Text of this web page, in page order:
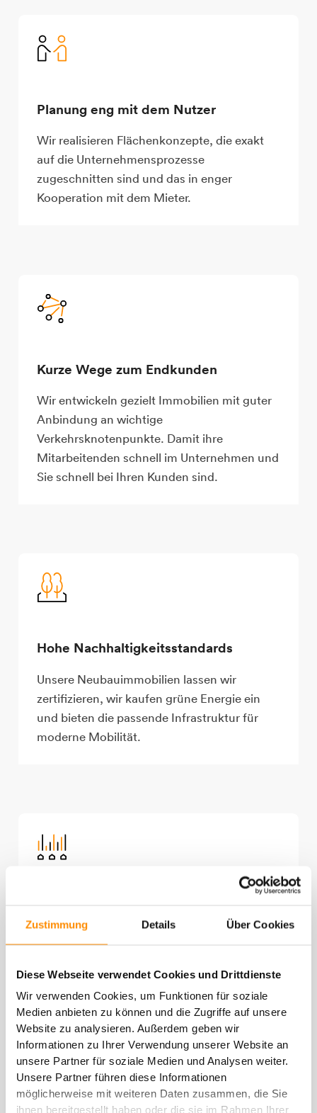
Zustimmung Details Über Cookies
Diese Webseite verwendet Cookies und Drittdienste
Wir verwenden Cookies, um Funktionen für soziale
Medien anbieten zu können und die Zugriffe auf unsere
Website zu analysieren. Außerdem geben wir
Informationen zu Ihrer Verwendung unserer Website an
unsere Partner für soziale Medien und Analysen weiter.
Unsere Partner führen diese Informationen
möglicherweise mit weiteren Daten zusammen, die Sie
ihnen bereitgestellt haben oder die sie im Rahmen Ihrer
Planung eng mit dem Nutzer
Wir realisieren Flächenkonzepte, die exakt
auf die Unternehmensprozesse
zugeschnitten sind und das in enger
Kooperation mit dem Mieter.
Kurze Wege zum Endkunden
Wir entwickeln gezielt Immobilien mit guter
Anbindung an wichtige
Verkehrsknotenpunkte. Damit ihre
Mitarbeitenden schnell im Unternehmen und
Sie schnell bei Ihren Kunden sind.
Hohe Nachhaltigkeitsstandards
Unsere Neubauimmobilien lassen wir
zertifizieren, wir kaufen grüne Energie ein
und bieten die passende Infrastruktur für
moderne Mobilität.
Leistungsspitzen stabil bleibt.